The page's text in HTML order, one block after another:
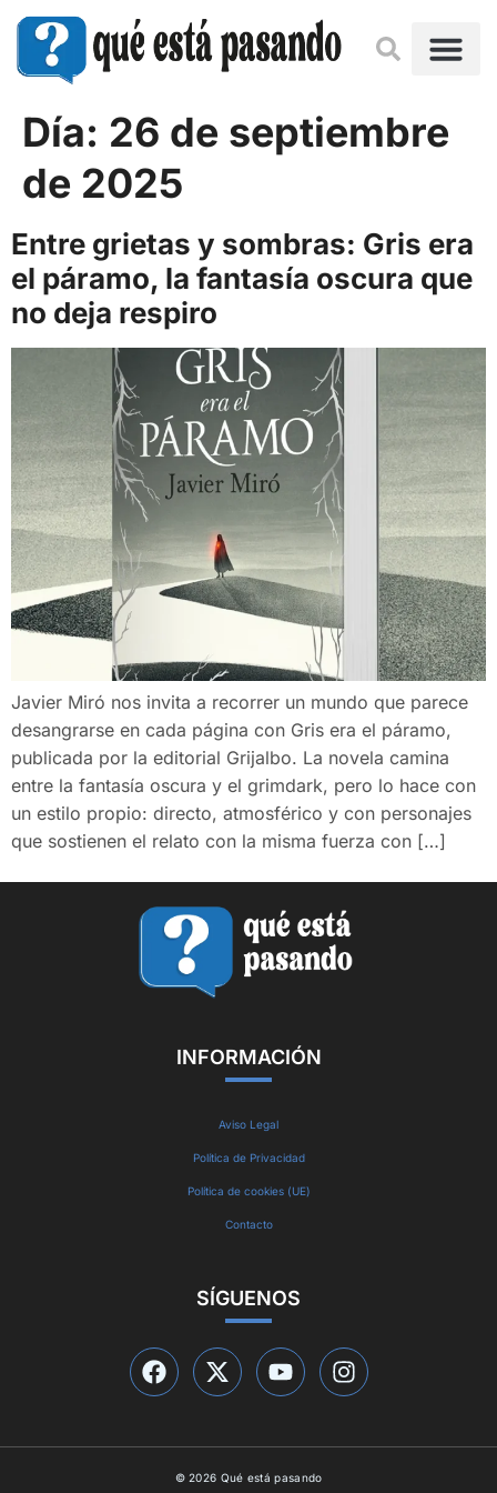
Día: 26 de septiembre
de 2025
Entre grietas y sombras: Gris era
el páramo, la fantasía oscura que
no deja respiro
Javier Miró nos invita a recorrer un mundo que parece
desangrarse en cada página con Gris era el páramo,
publicada por la editorial Grijalbo. La novela camina
entre la fantasía oscura y el grimdark, pero lo hace con
un estilo propio: directo, atmosférico y con personajes
que sostienen el relato con la misma fuerza con […]
INFORMACIÓN
Aviso Legal
Política de Privacidad
Política de cookies (UE)
Contacto
SÍGUENOS
© 2026 Qué está pasando